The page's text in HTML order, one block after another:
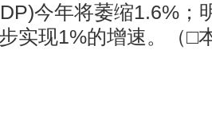
今年将萎缩1.6%；
实现1%的增速。（□